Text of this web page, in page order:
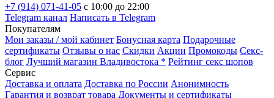
+7 (914) 071-41-05 c 10:00 до 22:00
Telegram канал Написать в Telegram
Покупателям
Мои заказы / мой кабинет Бонусная карта Подарочные
сертификаты Отзывы о нас Скидки Акции Промокоды Секс-
блог Лучший магазин Владивостока * Рейтинг секс шопов
Сервис
Доставка и оплата Доставка по России Анонимность
Гарантия и возврат товара Документы и сертификаты